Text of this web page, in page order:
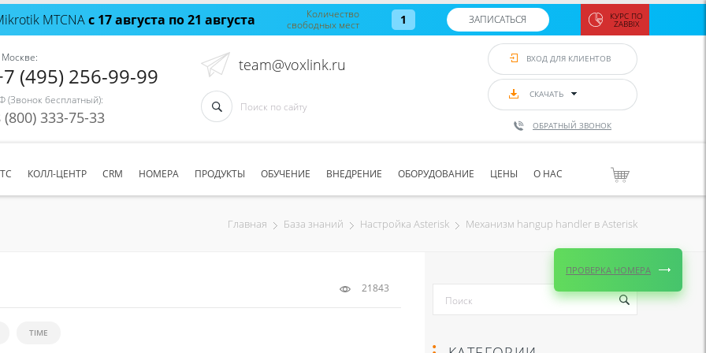
MTCNAс 17 августа по 21 августа
Количество
свободных мест
1 ЗАПИСАТЬСЯ КУРС ПО
ZABBIX
ВХОД ДЛЯ КЛИЕНТОВ
СКАЧАТЬ
ОБРАТНЫЙ ЗВОНОК
(495) 256-99-99
(Звонок бесплатный):
(800) 333-75-33
team@voxlink.ru
КОЛЛ-ЦЕНТР CRM НОМЕРА ПРОДУКТЫ ОБУЧЕНИЕ ВНЕДРЕНИЕ ОБОРУДОВАНИЕ ЦЕНЫ О НАС
Главная База знаний Настройка Asterisk Механизм hangup handler в Asterisk
21843
TIME
ПРОВЕРКА НОМЕРА